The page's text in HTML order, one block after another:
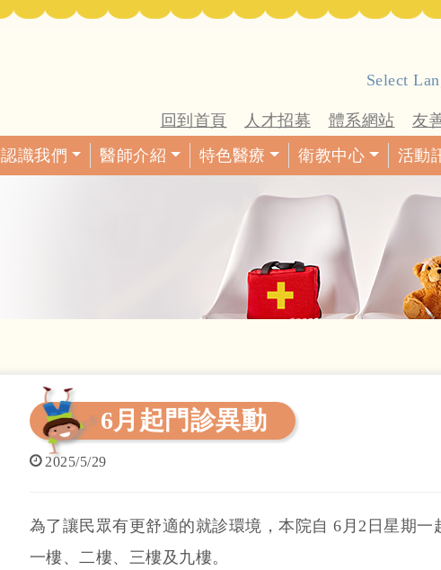
Select
回到首頁 人才招募 體系網站
友
認識我們 醫師介紹 特色醫療 衛教中心 活動
6月起門診異動
2025/5/29
為了讓民眾有更舒適的就診環境，本院自 6月2日星期
一樓、二樓、三樓及九樓。